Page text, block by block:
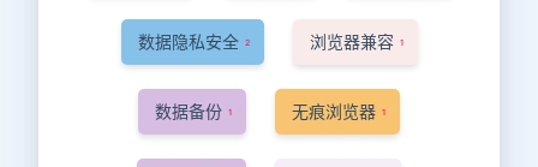
数据隐私安全 2 浏览器兼容 1
数据备份 1 无痕浏览器 1